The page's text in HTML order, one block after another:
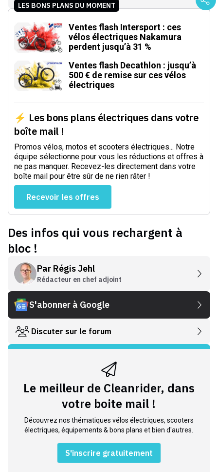
LES BONS PLANS DU MOMENT
Ventes flash Intersport : ces
vélos électriques Nakamura
perdent jusqu’à 31 %
Ventes flash Decathlon : jusqu’à
500 € de remise sur ces vélos
électriques
⚡ Les bons plans électriques dans votre
boîte mail !
Promos vélos, motos et scooters électriques... Notre
équipe sélectionne pour vous les réductions et offres à
ne pas manquer. Recevez-les directement dans votre
boîte mail pour être sûr de ne rien râter !
Recevoir les offres
Des infos qui vous rechargent à
bloc !
Par Régis Jehl
Rédacteur en chef adjoint
S'abonner à Google
Discuter sur le forum
Le meilleur de Cleanrider, dans
votre boite mail !
Découvrez nos thématiques vélos électriques, scooters
électriques, équipements & bons plans et bien d'autres.
S'inscrire gratuitement